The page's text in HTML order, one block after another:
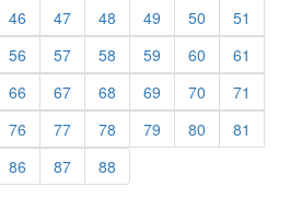
46 47 48 49 50
51
56 57 58 59 60
61
66 67 68 69 70
71
76 77 78 79 80
81
86 87 88